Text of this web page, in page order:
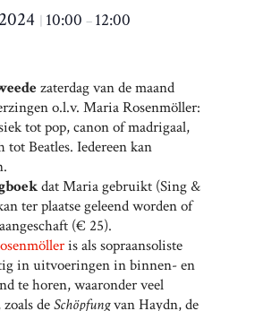
10:00 – 12:00
zaterdag van de maand
o.l.v. Maria Rosenmöller:
tot pop, canon of madrigaal,
tot Beatles. Iedereen kan
dat Maria gebruikt (Sing &
ter plaatse geleend worden of
(€ 25).
is als sopraansoliste
in uitvoeringen in binnen- en
te horen, waaronder veel
deSchöpfungvan Haydn, de